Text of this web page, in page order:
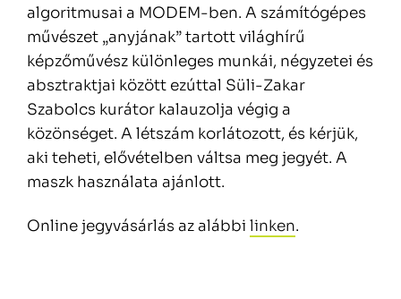
algoritmusai a MODEM-ben. A számítógépes
művészet „anyjának” tartott világhírű
képzőművész különleges munkái, négyzetei és
absztraktjai között ezúttal Süli-Zakar
Szabolcs kurátor kalauzolja végig a
közönséget. A létszám korlátozott, és kérjük,
aki teheti, elővételben váltsa meg jegyét. A
maszk használata ajánlott.
Online jegyvásárlás az alábbi linken.